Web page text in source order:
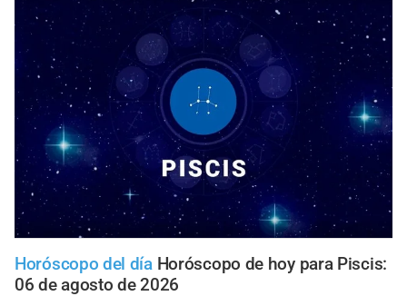
Horóscopo del día Horóscopo de hoy para Piscis:
06 de agosto de 2026